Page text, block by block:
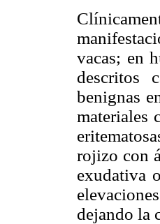
vacas; en
descritos
benignas
materiales
rojizo con
exudativa
dejando la